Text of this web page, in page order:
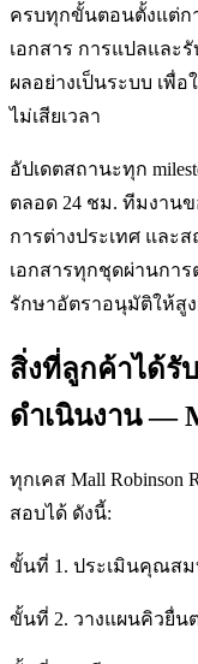
ครบทุกขั้นตอนตั้งแต่ก
เอกสาร การแปลและ
ผลอย่างเป็นระบบ เพื่
ไม่เสียเวลา
อัปเดตสถานะทุก
ตลอด 24 ชม. ทีมงาน
การต่างประเทศ และ
เอกสารทุกชุดผ่านการ
รักษาอัตราอนุมัติให้สู
สิ่งที่ลูกค้าได้รั
ดำเนินงาน —
ทุกเคส Mall
สอบได้ ดังนี้:
ขั้นที่ 1. ประเมินคุณสม
ขั้นที่ 2. วางแผนคิวยื่น